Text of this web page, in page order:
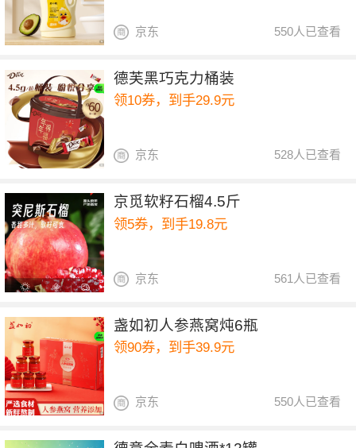
550人已查看
京东
德芙黑巧克力桶装
领10券，到手29.9元
528人已查看
京东
京觅软籽石榴4.5斤
领5券，到手19.8元
561人已查看
京东
盏如初人参燕窝炖6瓶
领90券，到手39.9元
550人已查看
京东